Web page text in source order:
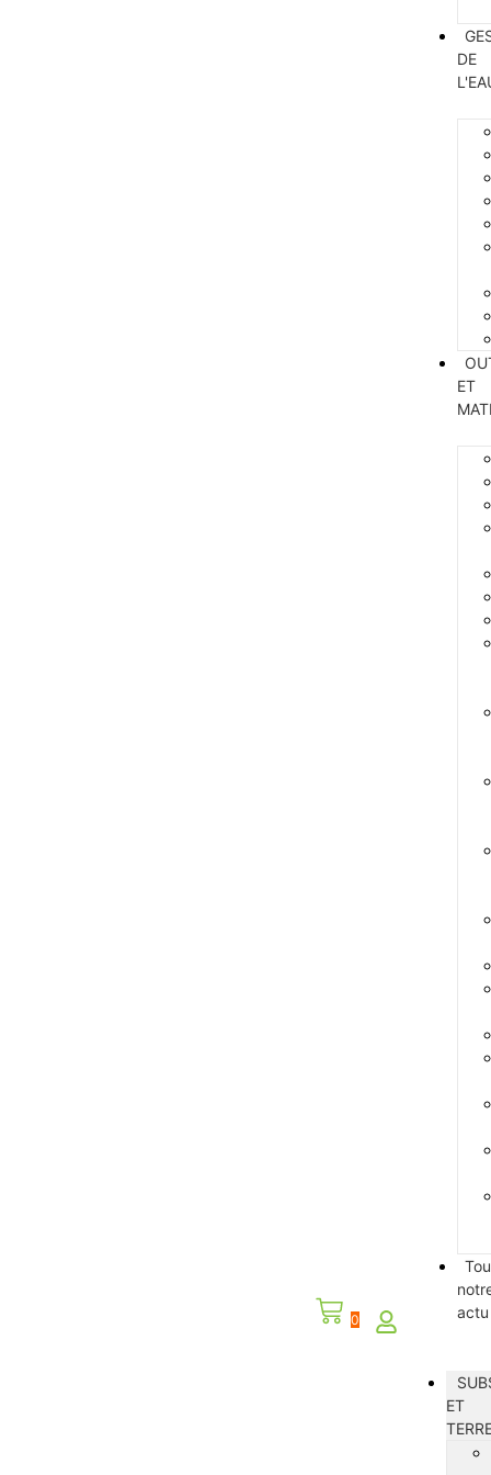
0
DE
ET
actu
ET